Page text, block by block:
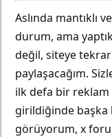
Aslında mantıklı
durum, ama
değil, siteye
paylaşacağım.
ilk defa bir reklam
girildiğinde
görüyorum, x